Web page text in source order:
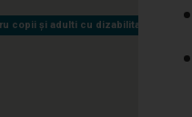
copii și adulti cu dizabilitati
copii și adulti cu dizabilitati